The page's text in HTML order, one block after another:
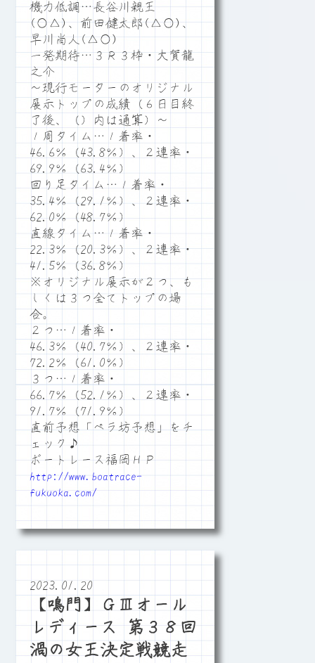
機力低調…長谷川親王
(○△)、前田健太郎(△○)、
早川尚人(△○)
一発期待…３Ｒ３枠・大賀龍
之介
～現行モーターのオリジナル
展示トップの成績（６日目終
了後、（）内は通算）～
１周タイム…１着率・
46.6％（43.8％）、２連率・
69.9％（63.4％）
回り足タイム…１着率・
35.4％（29.1％）、２連率・
62.0％（48.7％）
直線タイム…１着率・
22.3％（20.3％）、２連率・
41.5％（36.8％）
※オリジナル展示が２つ、も
しくは３つ全てトップの場
合。
２つ…１着率・
46.3％（40.7％）、２連率・
72.2％（61.0％）
３つ…１着率・
66.7％（52.1％）、２連率・
91.7％（71.9％）
直前予想「ペラ坊予想」をチ
ェック♪
ボートレース福岡ＨＰ
http://www.boatrace-
fukuoka.com/
2023.01.20
【鳴門】ＧⅢオール
レディース 第３８回
渦の女王決定戦競走